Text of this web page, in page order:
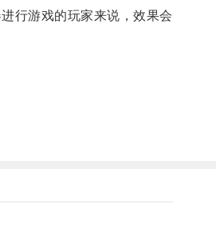
行游戏的玩家来说，效果会